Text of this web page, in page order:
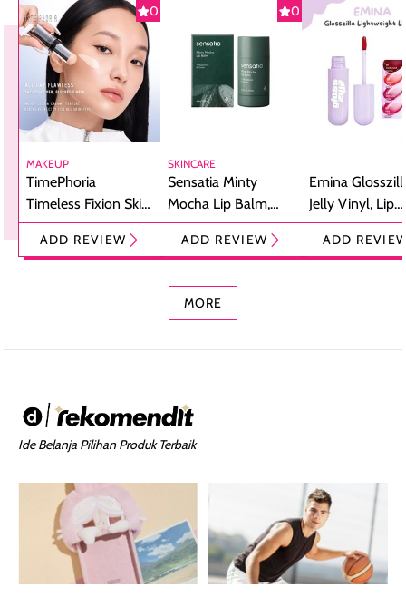
0
MAKEUP
TimePhoria
Timeless Fixion Skin
Tint Stick,
Foundation dan
ADD REVIEW
0
SKINCARE
Sensatia Minty
Mocha Lip Balm,
Pelembap Bibir
dengan Aroma
ADD REVIEW
Emina
Jelly Vinyl, Lip
Cream Glossy
Ringan
ADD
MORE
Ide Belanja Pilihan Produk Terbaik